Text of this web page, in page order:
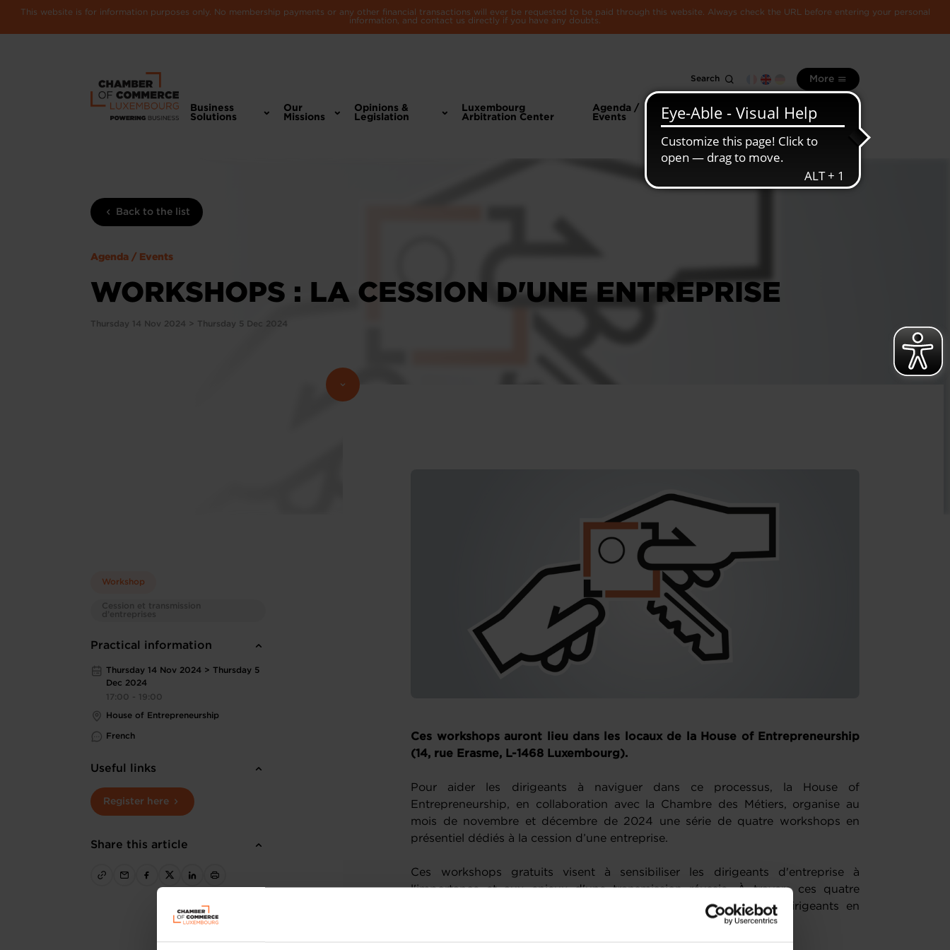
This website is for information purposes only. No membership payments or any other financial transactions will ever be requested to be paid through this website. Always check the URL before entering your personal
information, and contact us directly if you have any doubts.
Search More
Business
Solutions
Our
Missions
Opinions &
Legislation
Luxembourg
Arbitration Center
Agenda /
Events
information
Luxembourg
economy
Back to the list
Agenda / Events
WORKSHOPS : LA CESSION D'UNE ENTREPRISE
Thursday 14 Nov 2024 > Thursday 5 Dec 2024
Workshop
Cession et transmission
d’entreprises
Practical information
Thursday 14 Nov 2024 > Thursday 5
Dec 2024
17:00 - 19:00
House of Entrepreneurship
French
Useful links
Register here
Share this article
Ces workshops auront lieu dans les locaux de la House of Entrepreneurship
(14, rue Erasme, L-1468 Luxembourg).
Pour aider les dirigeants à naviguer dans ce processus, la House of
Entrepreneurship, en collaboration avec la Chambre des Métiers, organise au
mois de novembre et décembre de 2024 une série de quatre workshops en
présentiel dédiés à la cession d’une entreprise.
Ces workshops gratuits visent à sensibiliser les dirigeants d'entreprise à
l'importance et aux enjeux d'une transmission réussie. À travers ces quatre
sessions, des experts aborderont des sujets cruciaux pour les dirigeants en